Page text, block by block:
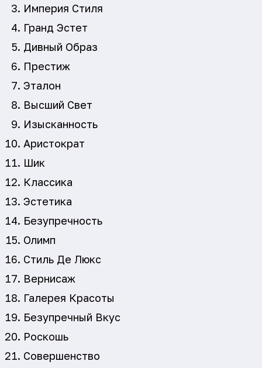
Империя Стиля
Гранд Эстет
Дивный Образ
Престиж
Эталон
Высший Свет
Изысканность
Аристократ
Шик
Классика
Эстетика
Безупречность
Олимп
Стиль Де Люкс
Вернисаж
Галерея Красоты
Безупречный Вкус
Роскошь
Совершенство